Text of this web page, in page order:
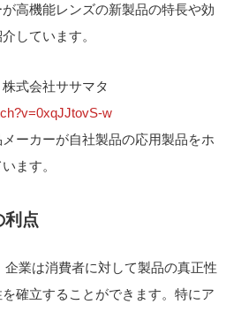
高機能レンズの新製品の特長や効
しています。
式会社ササマタ
w
ーカーが自社製品の応用製品をホ
ます。
利点
業は消費者に対して製品の真正性
確立することができます。特にア